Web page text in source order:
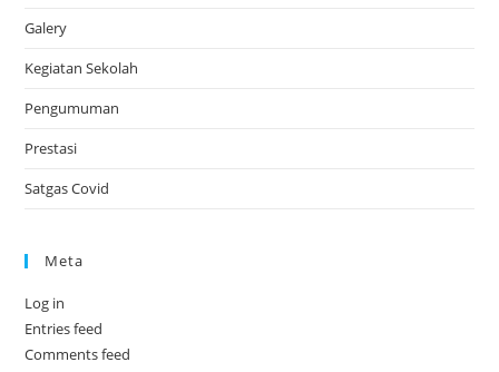
Galery
Kegiatan Sekolah
Pengumuman
Prestasi
Satgas Covid
Meta
Log in
Entries feed
Comments feed